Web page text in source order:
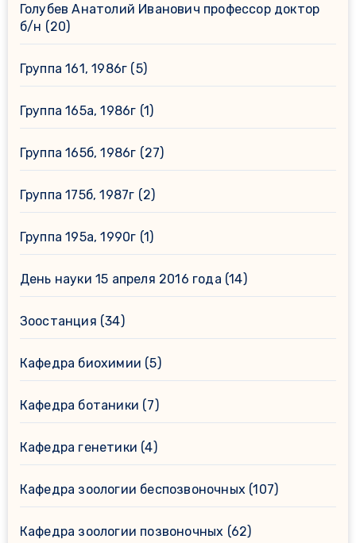
Голубев Анатолий Иванович профессор доктор
б/н (20)
Группа 161, 1986г (5)
Группа 165а, 1986г (1)
Группа 165б, 1986г (27)
Группа 175б, 1987г (2)
Группа 195а, 1990г (1)
День науки 15 апреля 2016 года (14)
Зоостанция (34)
Кафедра биохимии (5)
Кафедра ботаники (7)
Кафедра генетики (4)
Кафедра зоологии беспозвоночных (107)
Кафедра зоологии позвоночных (62)